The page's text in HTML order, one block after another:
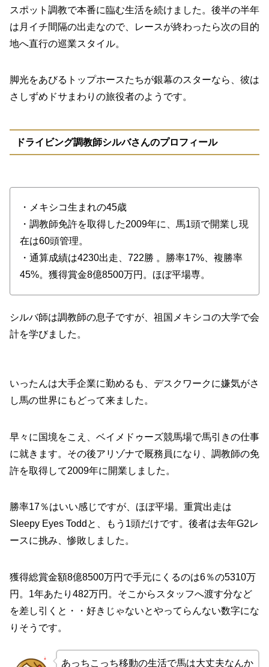
スポット調教で本番に臨む生活を続けました。後半の半年
は月イチ間隔の出走なので、レースが終わったら次の目的
地へ直行の巡業スタイル。
脚光をあびるトップホースたちが銀幕のスターなら、彼は
さしずめドサまわりの旅役者のようです。
ドライビング調教師シルバさんのプロフィール
・メキシコ生まれの45歳
・調教師免許を取得した2009年に、馬1頭で開業し現
在は60頭管理。
・通算成績は4230出走、722勝 。勝率17%、複勝率
45%。獲得賞金8億8500万円。ほぼ平場専。
シルバ師は調教師の息子ですが、祖国メキシコの大学で会
計を学びました。
いったんは大手企業に勤めるも、デスクワークに嫌気がさ
し馬の世界にもどって来ました。
早々に国境をこえ、ベイメドゥーズ競馬場で馬引きの仕事
に就きます。その後アリゾナで厩務員になり、調教師の免
許を取得して2009年に開業しました。
勝率17％はいい感じですが、ほぼ平場。重賞出走は
Sleepy Eyes Toddと、もう1頭だけです。後者は去年G2レ
ースに挑み、惨敗しました。
獲得総賞金額8億8500万円で手元にくるのは6％の5310万
円。1年あたり482万円。そこからスタッフへ渡す分など
を差し引くと・・好きじゃないとやってらんない数字にな
りそうです。
あっちこっち移動の生活で馬は大丈夫なんか